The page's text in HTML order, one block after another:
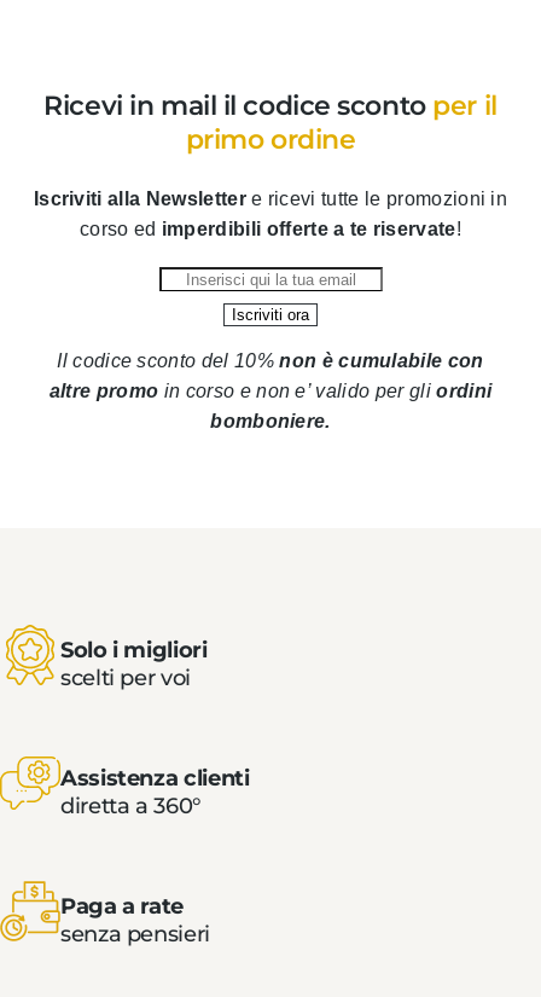
Ricevi in mail il codice sconto per il
primo ordine
Iscriviti alla Newslettere ricevi tutte le promozioni in
corso ed imperdibili offerte a te riservate!
Il codice sconto del 10%non è cumulabile con
altre promo in corso e non e’ valido per gliordini
bomboniere.
Solo i migliori
scelti per voi
Assistenza clienti
diretta a 360°
Paga a rate
senza pensieri